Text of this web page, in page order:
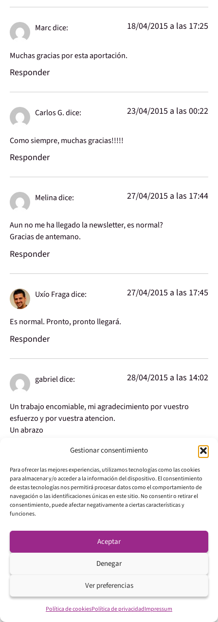
Gestionar consentimiento
Para ofrecer las mejores experiencias, utilizamos tecnologías como las cookies
para almacenar y/o acceder a la información del dispositivo. El consentimiento
de estas tecnologías nos permitirá procesar datos como el comportamiento de
navegación o las identificaciones únicas en este sitio. No consentir o retirar el
consentimiento, puede afectar negativamente a ciertas características y
funciones.
Aceptar
Denegar
Ver preferencias
Política de cookiesPolítica de privacidadImpressum
Marcdice: 18/04/2015 a las 17:25
Muchas gracias por esta aportación.
Responder
Carlos G.dice: 23/04/2015 a las 00:22
Como siempre, muchas gracias!!!!!
Responder
Melinadice: 27/04/2015 a las 17:44
Aun no me ha llegado la newsletter, es normal?
Gracias de antemano.
Responder
Uxío Fragadice: 27/04/2015 a las 17:45
Es normal. Pronto, pronto llegará.
Responder
gabrieldice: 28/04/2015 a las 14:02
Un trabajo encomiable, mi agradecimiento por vuestro
esfuerzo y por vuestra atencion.
Un abrazo
Fernandodice: 28/04/2015 a las 23:44
GRACIAS EN MAYUSCULA, UXIO
SALUDOS
Responder
30/04/2015 a las 23:58